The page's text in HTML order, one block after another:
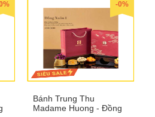
-0%
Bánh Trung Thu
Madame Huong - Đồng